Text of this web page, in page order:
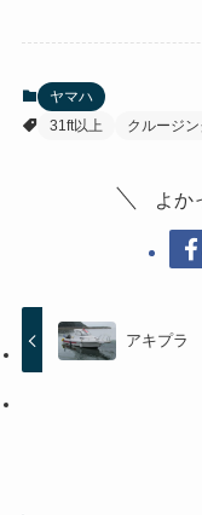
ヤマハ
31ft以上
クルージン
よか
アキプラ